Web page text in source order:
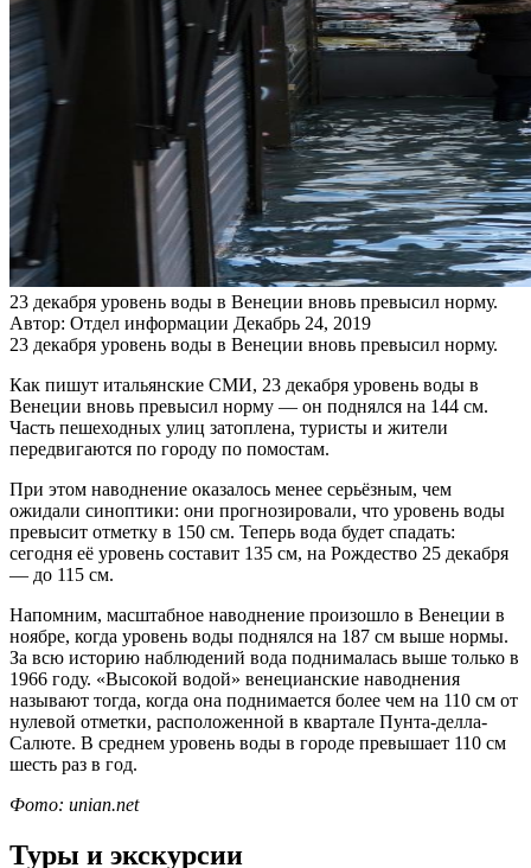
23 декабря уровень воды в Венеции вновь превысил норму.
Автор: Отдел информации Декабрь 24, 2019
23 декабря уровень воды в Венеции вновь превысил норму.
Как пишут итальянские СМИ, 23 декабря уровень воды в
Венеции вновь превысил норму — он поднялся на 144 см.
Часть пешеходных улиц затоплена, туристы и жители
передвигаются по городу по помостам.
При этом наводнение оказалось менее серьёзным, чем
ожидали синоптики: они прогнозировали, что уровень воды
превысит отметку в 150 см. Теперь вода будет спадать:
сегодня её уровень составит 135 см, на Рождество 25 декабря
— до 115 см.
Напомним, масштабное наводнение произошло в Венеции в
ноябре, когда уровень воды поднялся на 187 см выше нормы.
За всю историю наблюдений вода поднималась выше только в
1966 году. «Высокой водой» венецианские наводнения
называют тогда, когда она поднимается более чем на 110 см от
нулевой отметки, расположенной в квартале Пунта-делла-
Салюте. В среднем уровень воды в городе превышает 110 см
шесть раз в год.
Фото: unian.net
Туры и экскурсии